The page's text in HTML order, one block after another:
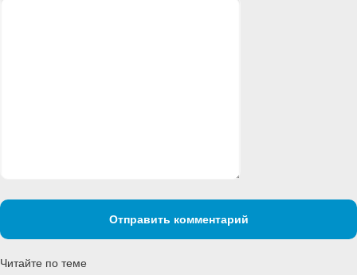
Отправить комментарий
Читайте по теме